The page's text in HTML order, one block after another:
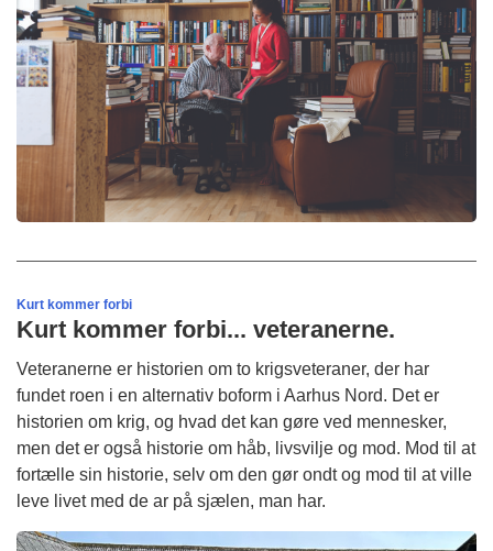
Kurt kommer forbi
Kurt kommer forbi... veteranerne.
Veteranerne er historien om to krigsveteraner, der har
fundet roen i en alternativ boform i Aarhus Nord. Det er
historien om krig, og hvad det kan gøre ved mennesker,
men det er også historie om håb, livsvilje og mod. Mod til at
fortælle sin historie, selv om den gør ondt og mod til at ville
leve livet med de ar på sjælen, man har.